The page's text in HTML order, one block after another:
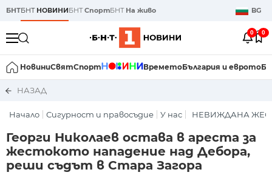
БНТБНТ НОВИНИБНТСпортБНТ На живо BG
0 0
НовиниСвятСпорт ВреметоБългария и еврото
НАЗАД
Начало Сигурност и правосъдие У нас НЕВИЖДАНА
Георги Николаев остава в ареста за
жестокото нападение над Дебора,
реши съдът в Стара Загора